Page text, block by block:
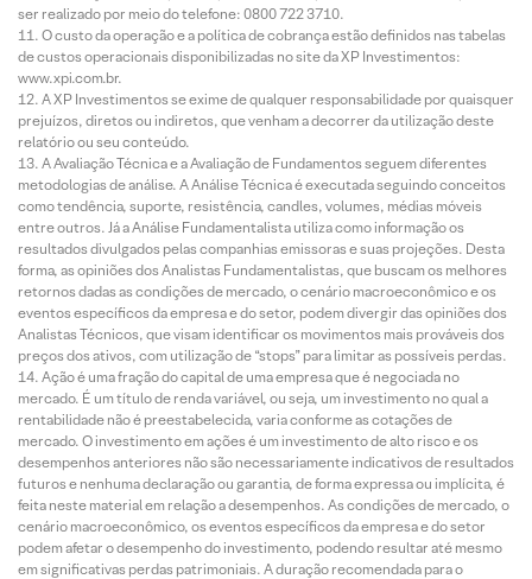
ser realizado por meio do telefone: 0800 722 3710.
O custo da operação e a política de cobrança estão definidos nas tabelas
de custos operacionais disponibilizadas no site da XP Investimentos:
www.xpi.com.br.
A XP Investimentos se exime de qualquer responsabilidade por quaisquer
prejuízos, diretos ou indiretos, que venham a decorrer da utilização deste
relatório ou seu conteúdo.
A Avaliação Técnica e a Avaliação de Fundamentos seguem diferentes
metodologias de análise. A Análise Técnica é executada seguindo conceitos
como tendência, suporte, resistência, candles, volumes, médias móveis
entre outros. Já a Análise Fundamentalista utiliza como informação os
resultados divulgados pelas companhias emissoras e suas projeções. Desta
forma, as opiniões dos Analistas Fundamentalistas, que buscam os melhores
retornos dadas as condições de mercado, o cenário macroeconômico e os
eventos específicos da empresa e do setor, podem divergir das opiniões dos
Analistas Técnicos, que visam identificar os movimentos mais prováveis dos
preços dos ativos, com utilização de “stops” para limitar as possíveis perdas.
Ação é uma fração do capital de uma empresa que é negociada no
mercado. É um título de renda variável, ou seja, um investimento no qual a
rentabilidade não é preestabelecida, varia conforme as cotações de
mercado. O investimento em ações é um investimento de alto risco e os
desempenhos anteriores não são necessariamente indicativos de resultados
futuros e nenhuma declaração ou garantia, de forma expressa ou implícita, é
feita neste material em relação a desempenhos. As condições de mercado, o
cenário macroeconômico, os eventos específicos da empresa e do setor
podem afetar o desempenho do investimento, podendo resultar até mesmo
em significativas perdas patrimoniais. A duração recomendada para o